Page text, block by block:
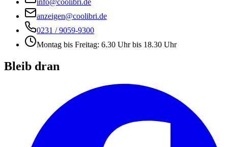
info@coolibri.de
anzeigen@coolibri.de
0231 / 9059-9300
Montag bis Freitag: 6.30 Uhr bis 18.30 Uhr
Bleib dran